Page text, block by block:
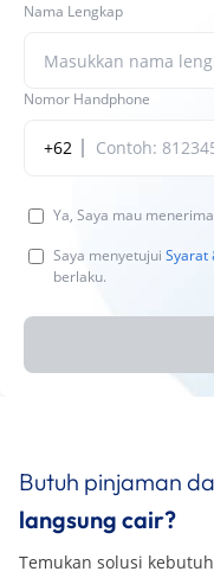
Nama Lengkap
Nomor Handphone
+62
Ya, Saya mau
Saya menyetujui Syarat
berlaku.
Butuh pinjaman
langsung cair?
Temukan solusi